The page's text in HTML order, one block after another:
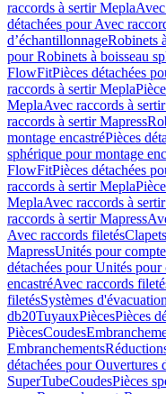
raccords à sertir Mepla
détachées pour Avec
d’échantillonnageRobinets
pour Robinets à boisseau
FlowFitPièces détachées
raccords à sertir Mepla
MeplaAvec raccords à
raccords à sertir Mapress
montage encastréPièces
sphérique pour montage
FlowFitPièces détachées
raccords à sertir Mepla
MeplaAvec raccords à
raccords à sertir Mapress
Avec raccords filetés
MapressUnités pour
détachées pour Unités
encastréAvec raccords
filetésSystèmes
db20TuyauxPiècesPièces
PiècesCoudes
Embranchements
détachées pour Ouvertures
SuperTubeCoudesPièces